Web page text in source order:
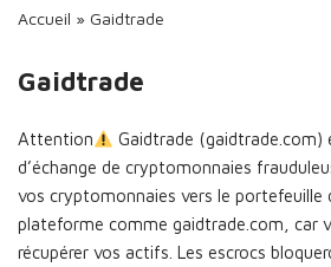
Accueil » Gaidtrade
Gaidtrade
Attention
Gaidtrade
d’échange de cryptomonnaies
vos cryptomonnaies vers le portefeuille
plateforme comme gaidtrade.com, car
récupérer vos actifs. Les escrocs